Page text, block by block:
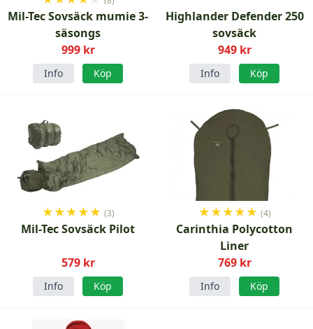
Mil-Tec Sovsäck mumie 3-
säsongs
999 kr
Info Köp
Highlander Defender 250
sovsäck
949 kr
Info Köp
★★★★★ (3)
Mil-Tec Sovsäck Pilot
579 kr
Info Köp
★★★★★ (4)
Carinthia Polycotton
Liner
769 kr
Info Köp